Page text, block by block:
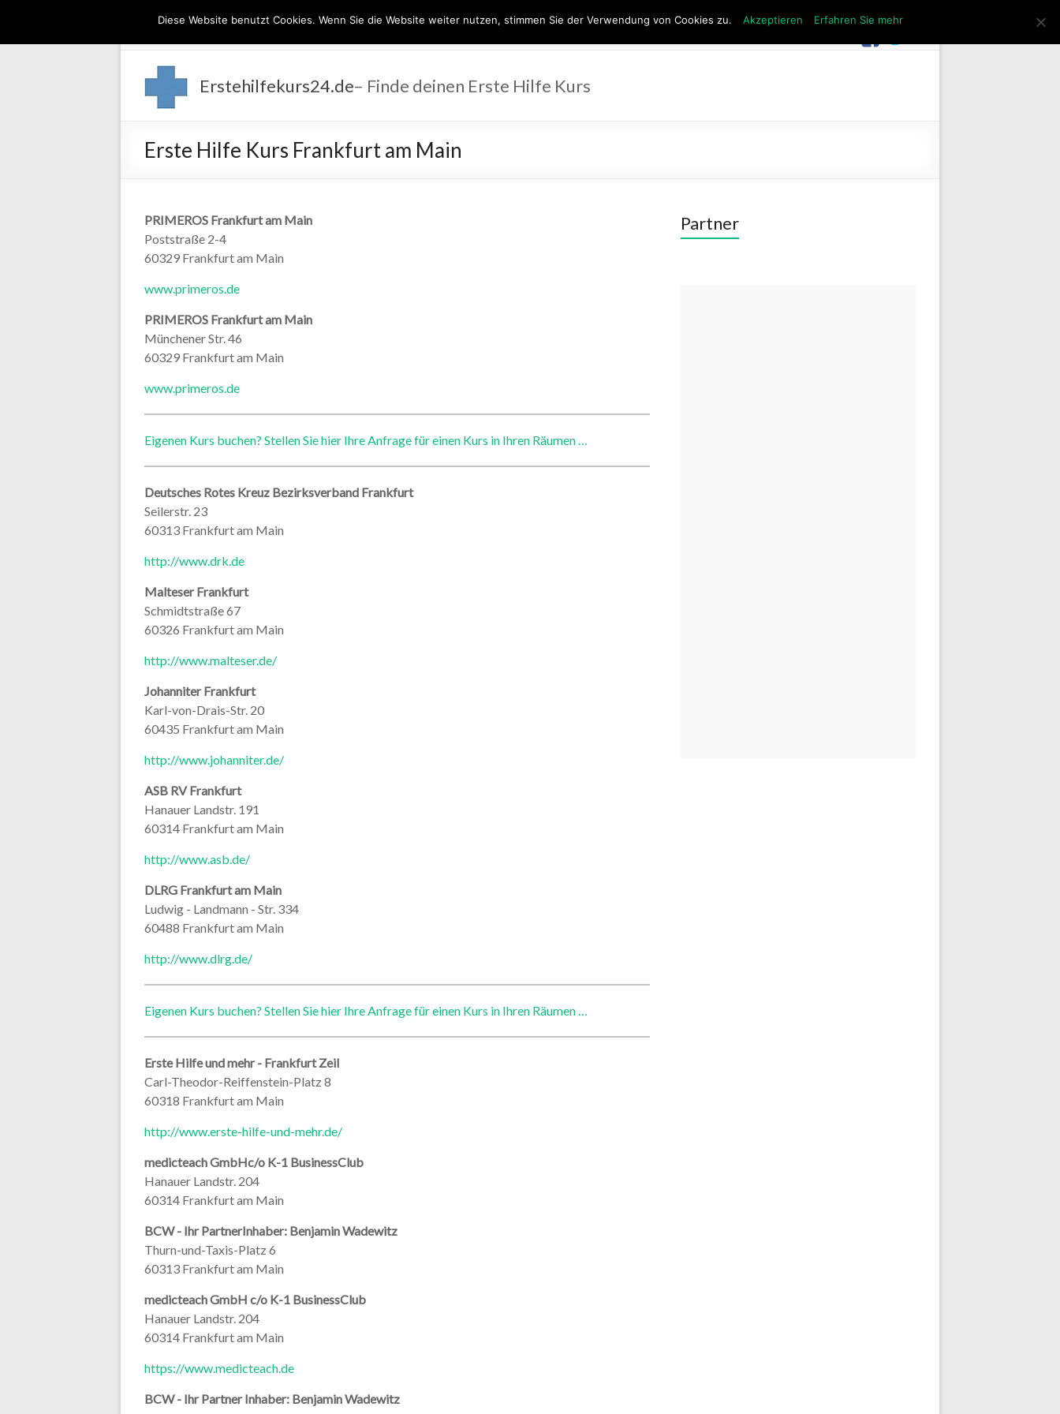
Erstehilfekurs24.de– Finde deinen Erste Hilfe Kurs
Erste Hilfe Kurs Frankfurt am Main
PRIMEROS Frankfurt am Main
Poststraße 2-4
60329 Frankfurt am Main
www.primeros.de
PRIMEROS Frankfurt am Main
Münchener Str. 46
60329 Frankfurt am Main
www.primeros.de
Eigenen Kurs buchen? Stellen Sie hier Ihre Anfrage für einen Kurs in Ihren Räumen …
Deutsches Rotes Kreuz Bezirksverband Frankfurt
Seilerstr. 23
60313 Frankfurt am Main
http://www.drk.de
Malteser Frankfurt
Schmidtstraße 67
60326 Frankfurt am Main
http://www.malteser.de/
Johanniter Frankfurt
Karl-von-Drais-Str. 20
60435 Frankfurt am Main
http://www.johanniter.de/
ASB RV Frankfurt
Hanauer Landstr. 191
60314 Frankfurt am Main
http://www.asb.de/
DLRG Frankfurt am Main
Ludwig - Landmann - Str. 334
60488 Frankfurt am Main
http://www.dlrg.de/
Eigenen Kurs buchen? Stellen Sie hier Ihre Anfrage für einen Kurs in Ihren Räumen …
Erste Hilfe und mehr - Frankfurt Zeil
Carl-Theodor-Reiffenstein-Platz 8
60318 Frankfurt am Main
http://www.erste-hilfe-und-mehr.de/
medicteach GmbHc/o K-1 BusinessClub
Hanauer Landstr. 204
60314 Frankfurt am Main
BCW - Ihr PartnerInhaber: Benjamin Wadewitz
Thurn-und-Taxis-Platz 6
60313 Frankfurt am Main
medicteach GmbH c/o K-1 BusinessClub
Hanauer Landstr. 204
60314 Frankfurt am Main
https://www.medicteach.de
BCW - Ihr Partner Inhaber: Benjamin Wadewitz
Partner
Diese Website benutzt Cookies. Wenn Sie die Website weiter nutzen, stimmen Sie der Verwendung von Cookies zu. Akzeptieren Erfahren Sie mehr